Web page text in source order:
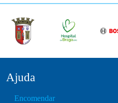
Ajuda
Encomendar